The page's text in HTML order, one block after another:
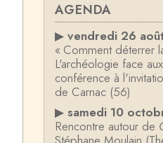
AGENDA
▶ vendredi 26
« Comment déterrer
L'archéologie face
conférence à
de Carnac (56)
▶ samedi 10
Rencontre autour de